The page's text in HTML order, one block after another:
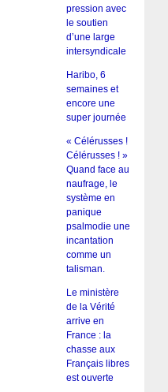
pression avec
le soutien
d’une large
intersyndicale
Haribo, 6
semaines et
encore une
super journée
« Célérusses !
Célérusses ! »
Quand face au
naufrage, le
système en
panique
psalmodie une
incantation
comme un
talisman.
Le ministère
de la Vérité
arrive en
France : la
chasse aux
Français libres
est ouverte